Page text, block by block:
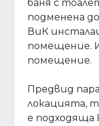
баня с
подменена
ВиК
помещение.
помещение.
Предвид
локацията,
е подходяща